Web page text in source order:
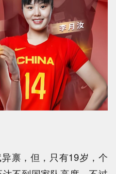
禀，但，只有19岁，个